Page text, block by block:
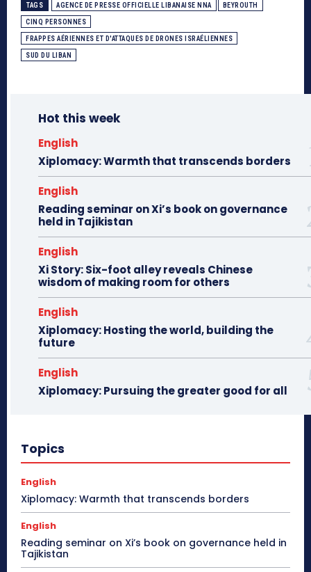
TAGS AGENCE DE PRESSE OFFICIELLE LIBANAISE NNA BEYROUTH
CINQ PERSONNES
FRAPPES AÉRIENNES ET D'ATTAQUES DE DRONES ISRAÉLIENNES
SUD DU LIBAN
Hot this week
English
Xiplomacy: Warmth that transcends borders
English
Reading seminar on Xi’s book on governance
held in Tajikistan
English
Xi Story: Six-foot alley reveals Chinese
wisdom of making room for others
English
Xiplomacy: Hosting the world, building the
future
English
Xiplomacy: Pursuing the greater good for all
Topics
English
Xiplomacy: Warmth that transcends borders
English
Reading seminar on Xi’s book on governance held in
Tajikistan